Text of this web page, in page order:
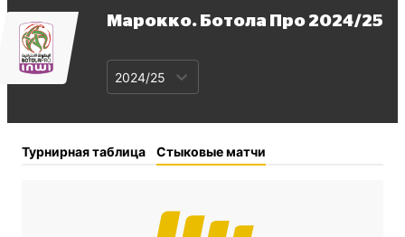
Марокко. Ботола Про 2024/25
2024/25
Турнирная таблица Стыковые матчи